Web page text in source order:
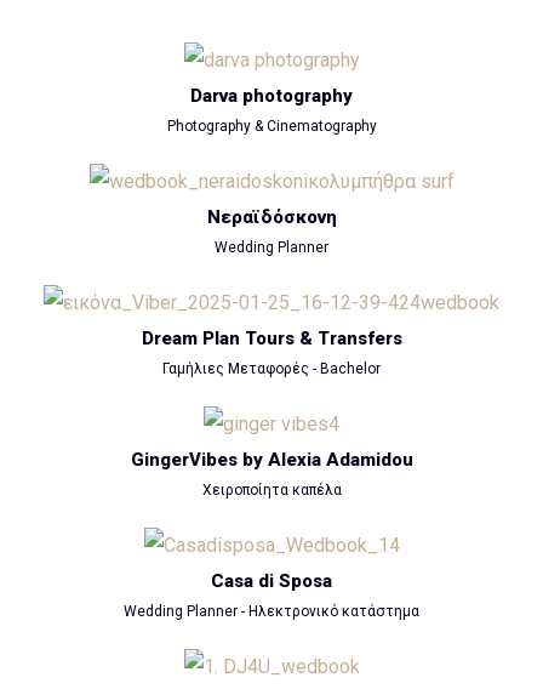
Darva photography
Photography & Cinematography
Νεραϊδόσκονη
Wedding Planner
Dream Plan Tours & Transfers
Γαμήλιες Μεταφορές - Bachelor
GingerVibes by Alexia Adamidou
Χειροποίητα καπέλα
Casa di Sposa
Wedding Planner - Ηλεκτρονικό κατάστημα